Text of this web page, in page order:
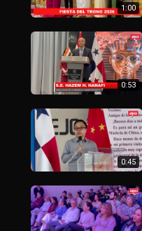
1:00
0:53
0:45